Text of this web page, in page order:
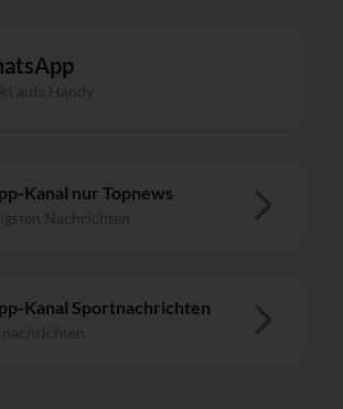
Kanal nur Topnews
Kanal Sportnachrichten